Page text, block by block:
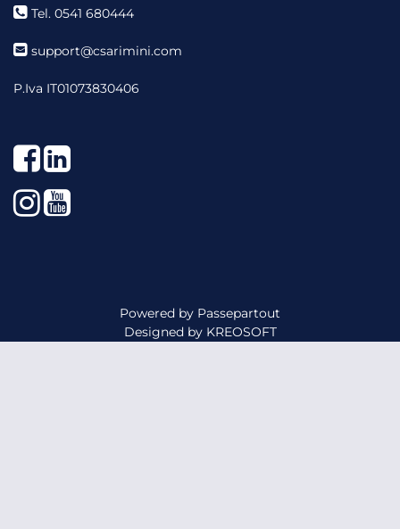
Tel. 0541 680444
support@csarimini.com
P.Iva IT01073830406
Facebook
LinkedIn
Instagram
YouTube
Powered by Passepartout
Designed by KREOSOFT